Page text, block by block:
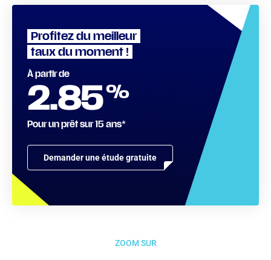
Profitez du meilleur
taux du moment !
Demander une étude gratuite
À partir de
2.85%
Pour un prêt sur 15 ans*
ZOOM SUR